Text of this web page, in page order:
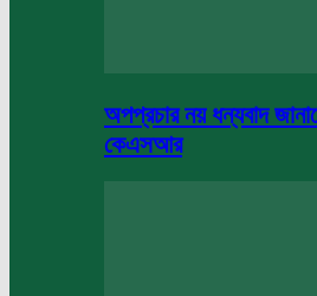
অপপ্রচার নয় ধন্যবাদ
কেএসআর